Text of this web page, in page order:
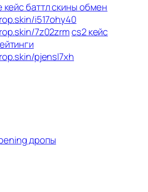
баттл скины обмен
i517ohy40
7z02zrmcs2 кейс
pjensl7xh
дропы